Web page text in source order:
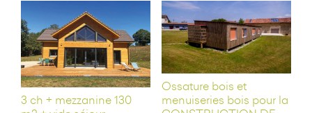
3 ch + mezzanine 130
Ossature bois et
menuiseries bois pour la